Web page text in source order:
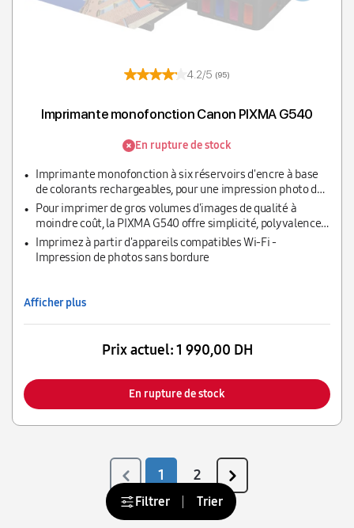
4.2/5 (95)
Imprimante monofonction Canon PIXMA G540
En rupture de stock
Imprimante monofonction à six réservoirs d'encre à base
de colorants rechargeables, pour une impression photo de
haute qualité
Pour imprimer de gros volumes d'images de qualité à
moindre coût, la PIXMA G540 offre simplicité, polyvalence
et qualité d'impression exceptionnelle.
Imprimez à partir d'appareils compatibles Wi-Fi -
Impression de photos sans bordure
Afficher plus
Prix actuel:1 990,00 DH
En rupture de stock
1 2
Filtrer Trier